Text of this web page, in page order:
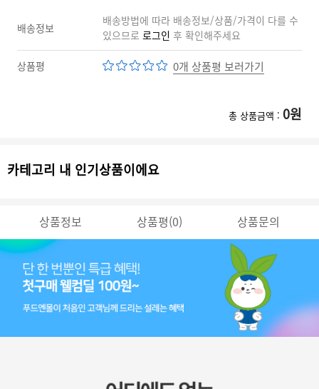
배송정보
배송방법에 따라 배송정보/상품/가격이 다를 수
있으므로 로그인 후 확인해주세요
상품평 0개 상품평 보러가기
총 상품금액 : 0원
카테고리 내 인기상품이에요
상품정보 상품평(0) 상품문의